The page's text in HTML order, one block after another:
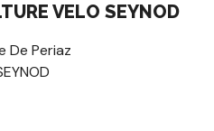
VELO SEYNOD
De Periaz